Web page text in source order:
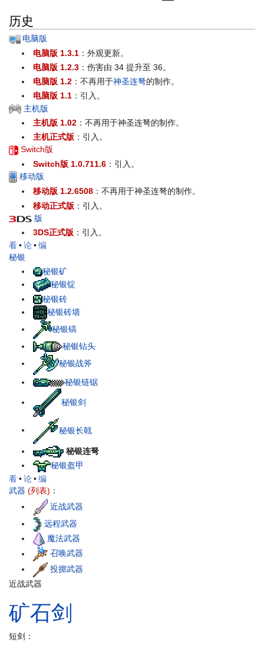
历史
电脑版
电脑版 1.3.1 ：外观更新。
电脑版 1.2.3 ：伤害由 34 提升至 36。
电脑版 1.2 ：不再用于神圣连弩的制作。
电脑版 1.1 ：引入。
主机版
主机版 1.02 ：不再用于神圣连弩的制作。
主机正式版 ：引入。
Switch版
Switch版 1.0.711.6 ：引入。
移动版
移动版 1.2.6508 ：不再用于神圣连弩的制作。
移动正式版 ：引入。
版
3DS正式版 ：引入。
看•论•编
秘银
秘银矿
秘银锭
秘银砖
秘银砖墙
秘银镐
秘银钻头
秘银战斧
秘银链锯
秘银剑
秘银长戟
秘银连弩
秘银盔甲
看•论•编
武器 (列表) ：
近战武器
远程武器
魔法武器
召唤武器
投掷武器
近战武器
矿石剑
短剑：